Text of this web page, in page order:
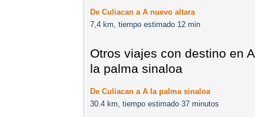
De Culiacan a A nuevo altara
7,4 km, tiempo estimado 12 min
Otros viajes con destino en A
la palma sinaloa
De Culiacan a A la palma sinaloa
30.4 km, tiempo estimado 37 minutos